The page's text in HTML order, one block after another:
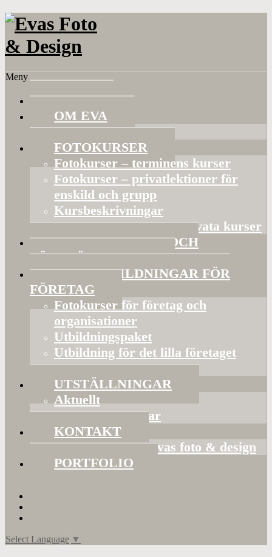
Meny
HEM
OM EVA
Referenser
FOTOKURSER
Fotokurser – terminens kurser
Fotokurser – privatlektioner för
enskild och grupp
Kursbeskrivningar
Gruppaktiviteter och privata kurser
BILDVISNINGAR OCH
FÖRELÄSNINGAR
FOTOUTBILDNINGAR FÖR
FÖRETAG
Fotokurser för företag och
organisationer
Utbildningspaket
Utbildning för det lilla företaget
Bildorganisering
UTSTÄLLNINGAR
Aktuellt
Mina utställningar
KONTAKT
Presentkort hos Evas foto & design
PORTFOLIO
Select Language ▼